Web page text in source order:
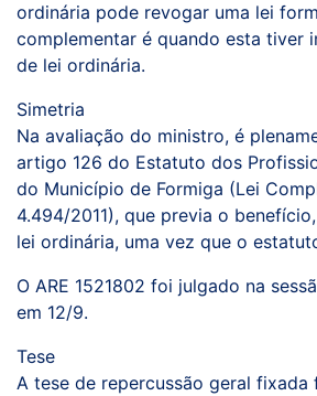
ordinária pode revogar uma lei
complementar é quando esta tiver
de lei ordinária.
Simetria
Na avaliação do ministro, é
artigo 126 do Estatuto dos
do Município de Formiga (Lei
4.494/2011), que previa o
lei ordinária, uma vez que o
O ARE 1521802 foi julgado na
em 12/9.
Tese
A tese de repercussão geral fixada